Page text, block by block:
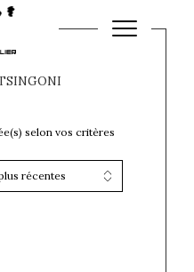
selon vos critères
récentes